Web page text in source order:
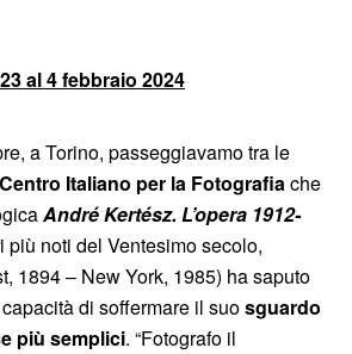
al 4 febbraio 2024
a Torino, passeggiavamo tra le
Centro Italiano per la Fotografiache
André Kertész.L’opera 1912-
più noti del Ventesimo secolo,
1894 – New York, 1985) ha saputo
di soffermare il suosguardo
più semplici. “Fotografo il